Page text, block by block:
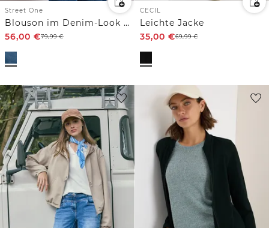
Street One
Blouson im Denim-Look mit Zipper
56,00 €79,99€
CECIL
Leichte Jacke
35,00 €69,99€